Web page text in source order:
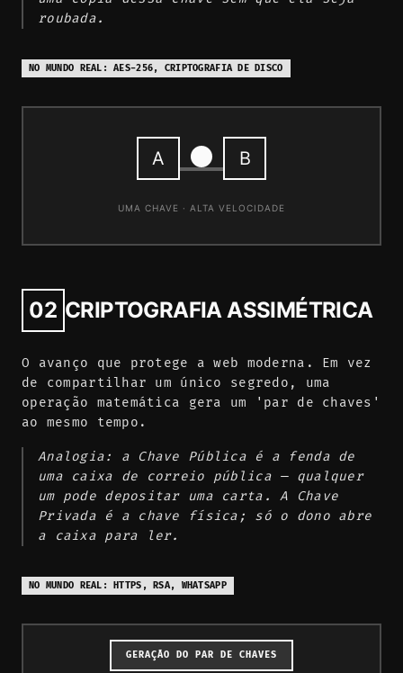
roubada.
NO MUNDO REAL: AES-256, CRIPTOGRAFIA DE DISCO
A B
UMA CHAVE · ALTA VELOCIDADE
02 CRIPTOGRAFIA ASSIMÉTRICA
O avanço que protege a web moderna. Em vez
de compartilhar um único segredo, uma
operação matemática gera um 'par de chaves'
ao mesmo tempo.
Analogia: a Chave Pública é a fenda de
uma caixa de correio pública — qualquer
um pode depositar uma carta. A Chave
Privada é a chave física; só o dono abre
a caixa para ler.
NO MUNDO REAL: HTTPS, RSA, WHATSAPP
GERAÇÃO DO PAR DE CHAVES